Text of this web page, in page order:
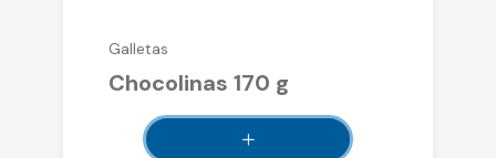
Galletas
Chocolinas 170 g